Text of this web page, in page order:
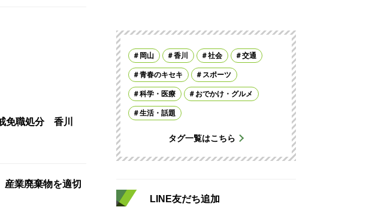
免職処分 香川
業廃棄物を適切
岡山 香川 社会 交通
青春のキセキ スポーツ
科学・医療 おでかけ・グルメ
生活・話題
タグ一覧はこちら
LINE友だち追加